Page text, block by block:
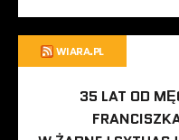
WIARA.PL
35 LAT OD